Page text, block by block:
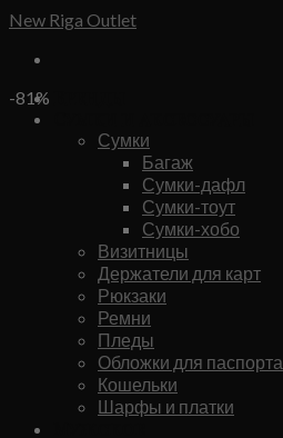
Skip
content
New Riga Outlet
Сумки
Багаж
Сумки-дафл
Сумки-тоут
Сумки-хобо
Визитницы
Держатели для карт
Рюкзаки
Ремни
Пледы
Обложки для паспорта
Кошельки
Шарфы и платки
-81%